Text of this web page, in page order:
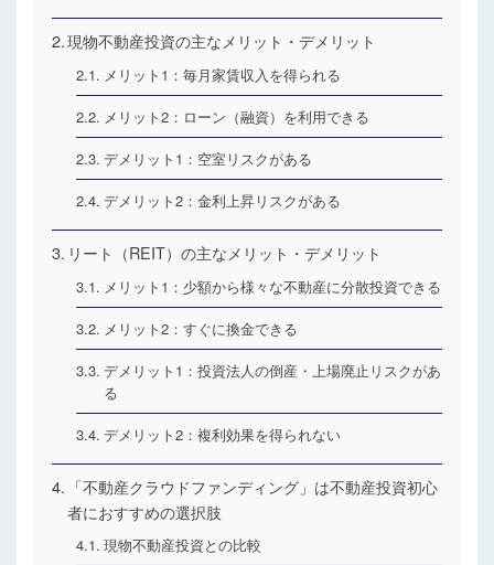
現物不動産投資の主なメリット・デメリット
メリット1：毎月家賃収入を得られる
メリット2：ローン（融資）を利用できる
デメリット1：空室リスクがある
デメリット2：金利上昇リスクがある
リート（REIT）の主なメリット・デメリット
メリット1：少額から様々な不動産に分散投資できる
メリット2：すぐに換金できる
デメリット1：投資法人の倒産・上場廃止リスクがあ
る
デメリット2：複利効果を得られない
「不動産クラウドファンディング」は不動産投資初心
者におすすめの選択肢
現物不動産投資との比較